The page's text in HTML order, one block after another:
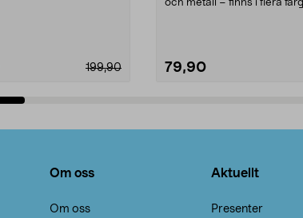
199,90
och metall – finns i flera
79,90
Om oss
Om oss
Aktuellt
Presenter